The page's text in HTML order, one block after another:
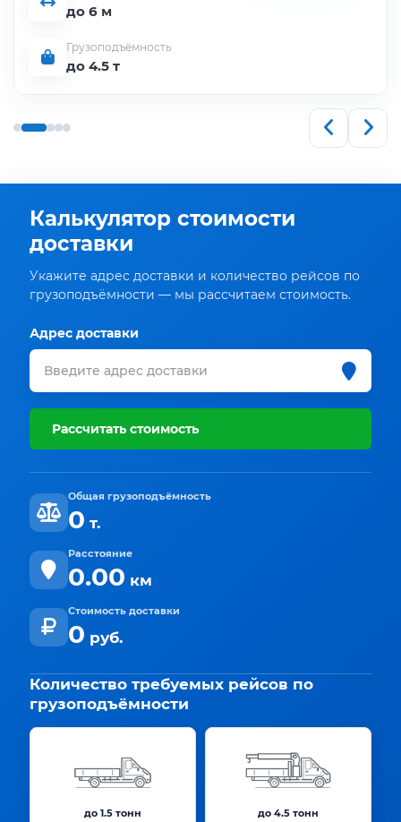
до 6 м
Грузоподъёмность
до 4.5 т
Калькулятор стоимости
доставки
Укажите адрес доставки и количество рейсов по
грузоподъёмности — мы рассчитаем стоимость.
Адрес доставки
Рассчитать стоимость
Общая грузоподъёмность
0 т.
Расстояние
0.00 км
Стоимость доставки
0 руб.
Количество требуемых рейсов по
грузоподъёмности
до 1.5 тонн до 4.5 тонн